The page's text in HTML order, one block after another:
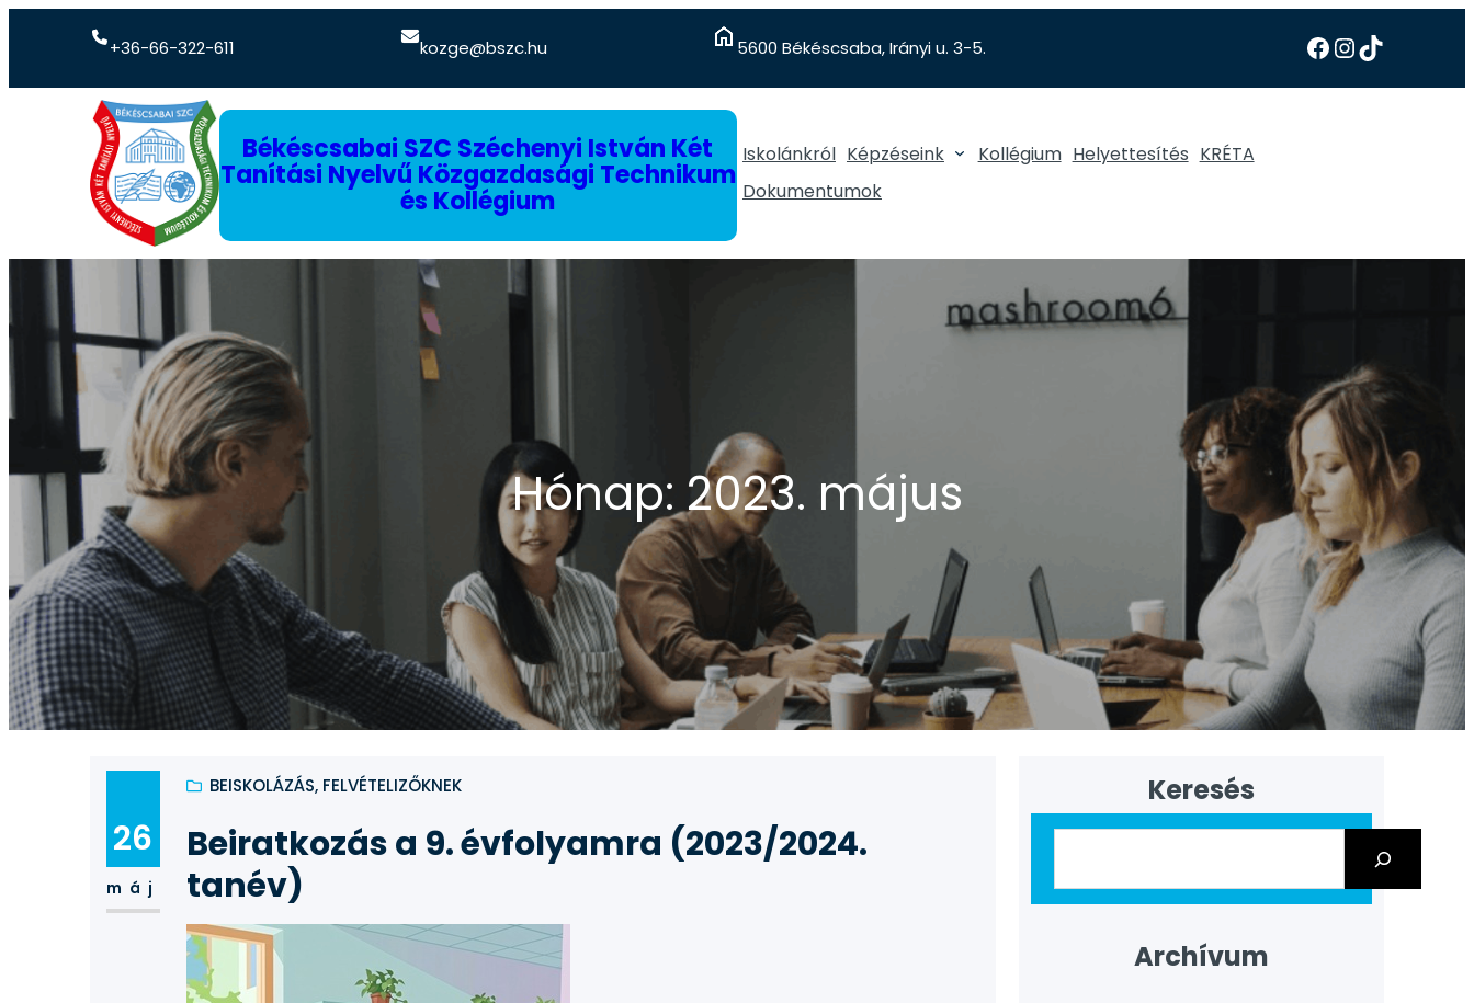
+36-66-322-611 kozge@bszc.hu 5600 Békéscsaba, Irányi u. 3-5.
Békéscsabai SZC Széchenyi István Két
Tanítási Nyelvű Közgazdasági Technikum
és Kollégium
Iskolánkról Képzéseink Kollégium Helyettesítés KRÉTA
Dokumentumok
Hónap:2023. május
26
máj
BEISKOLÁZÁS, FELVÉTELIZŐKNEK
Beiratkozás a 9. évfolyamra (2023/2024.
tanév)
Keresés
Archívum